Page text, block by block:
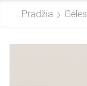
Pradžia Gėlės